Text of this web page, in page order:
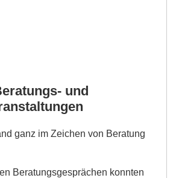
und
ganz im Zeichen von Beratung
Beratungsgesprächen konnten